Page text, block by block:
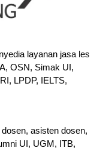
layanan jasa les
OSN, Simak UI,
LPDP, IELTS,
dosen, asisten dosen,
UI, UGM, ITB,